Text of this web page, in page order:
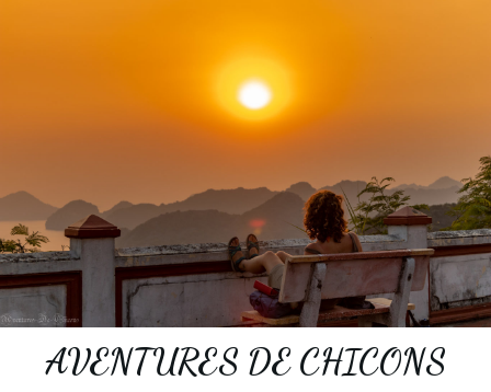
AVENTURES DE CHICONS